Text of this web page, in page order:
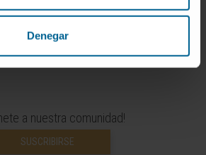
Denegar
Navarra 2026
a nuestra comunidad!
SUSCRIBIRSE